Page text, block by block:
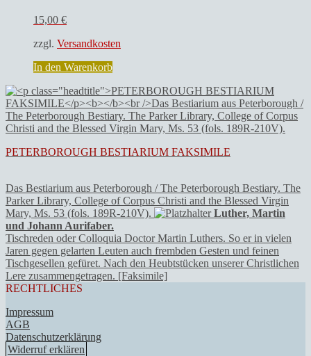
15,00 €
zzgl. Versandkosten
In den Warenkorb
PETERBOROUGH BESTIARIUM FAKSIMILE
Das Bestiarium aus Peterborough / The Peterborough Bestiary. The
Parker Library, College of Corpus Christi and the Blessed Virgin
Mary, Ms. 53 (fols. 189R-210V).
Luther, Martin
und Johann Aurifaber.
Tischreden oder Colloquia Doctor Martin Luthers. So er in vielen
Jaren gegen gelarten Leuten auch frembden Gesten und feinen
Tischgesellen gefüret. Nach den Heubtstücken unserer Christlichen
Lere zusammengetragen. [Faksimile]
RECHTLICHES
Impressum
AGB
Datenschutzerklärung
Widerruf erklären